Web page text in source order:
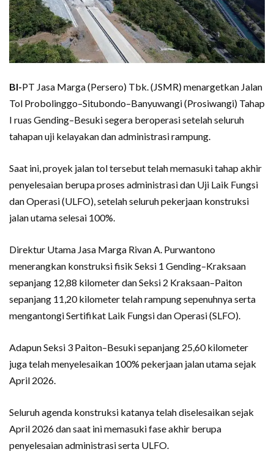
BI-PT Jasa Marga (Persero) Tbk. (JSMR) menargetkan Jalan
Tol Probolinggo–Situbondo–Banyuwangi (Prosiwangi) Tahap
I ruas Gending–Besuki segera beroperasi setelah seluruh
tahapan uji kelayakan dan administrasi rampung.
Saat ini, proyek jalan tol tersebut telah memasuki tahap akhir
penyelesaian berupa proses administrasi dan Uji Laik Fungsi
dan Operasi (ULFO), setelah seluruh pekerjaan konstruksi
jalan utama selesai 100%.
Direktur Utama Jasa Marga Rivan A. Purwantono
menerangkan konstruksi fisik Seksi 1 Gending–Kraksaan
sepanjang 12,88 kilometer dan Seksi 2 Kraksaan–Paiton
sepanjang 11,20 kilometer telah rampung sepenuhnya serta
mengantongi Sertifikat Laik Fungsi dan Operasi (SLFO).
Adapun Seksi 3 Paiton–Besuki sepanjang 25,60 kilometer
juga telah menyelesaikan 100% pekerjaan jalan utama sejak
April 2026.
Seluruh agenda konstruksi katanya telah diselesaikan sejak
April 2026 dan saat ini memasuki fase akhir berupa
penyelesaian administrasi serta ULFO.